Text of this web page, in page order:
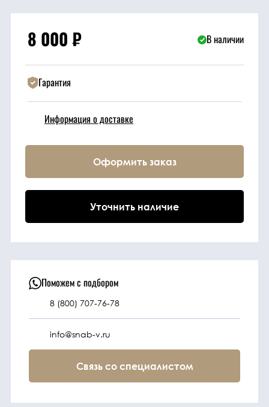
запчасти
Режущие
элементы
элементы
Ходовые части
Электрическая
система
Под заказ
8 000₽ В наличии
Гарантия
Информация о доставке
Оформить заказ
Уточнить наличие
Поможем с подбором
8 (800) 707-76-78
info@snab-v.ru
Связь со специалистом